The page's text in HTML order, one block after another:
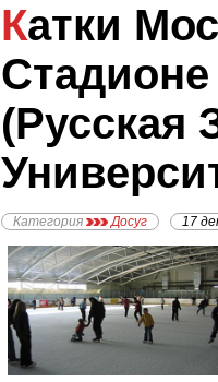
Катки Москвы - Каток на
(Русская
Категория Досуг 17